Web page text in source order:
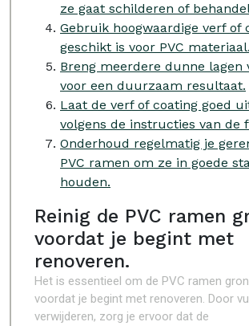
ze gaat schilderen of
Gebruik hoogwaardige verf of
geschikt is voor PVC materiaal.
Breng meerdere dunne lagen
voor een duurzaam resultaat.
Laat de verf of coating goed
volgens de instructies van de
Onderhoud regelmatig je
PVC ramen om ze in goede
houden.
Reinig de PVC ramen
voordat je begint met
renoveren.
Het is essentieel om de PVC ramen
voordat je begint met renoveren. Door
verwijderen, zorg je ervoor dat de